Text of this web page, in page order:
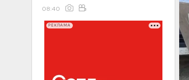
08:40
РЕКЛАМА